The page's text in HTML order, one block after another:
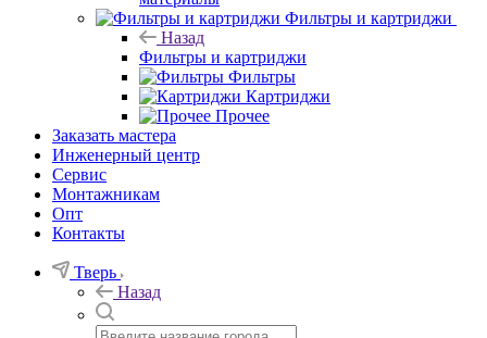
Фильтры и картриджи
Назад
Фильтры и картриджи
Фильтры
Картриджи
Прочее
Заказать мастера
Инженерный центр
Сервис
Монтажникам
Опт
Контакты
Тверь
Назад